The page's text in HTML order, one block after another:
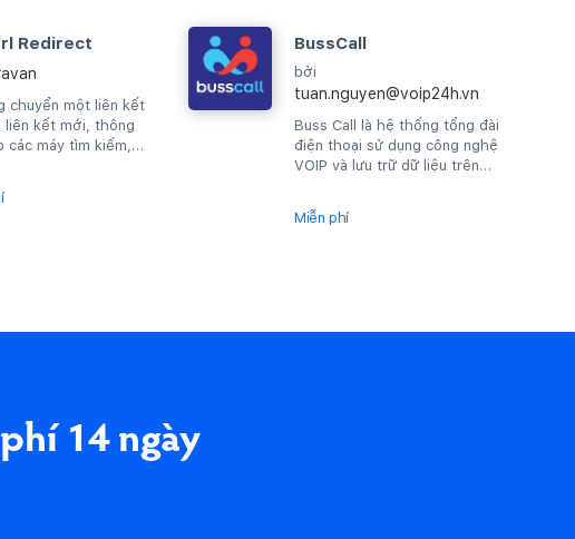
Redirect
chuyển một liên kết
liên kết mới, thông
các máy tìm kiếm,
BussCall
bởi
tuan.nguyen@voip24h.vn
Buss Call là hệ thống tổng đài
điện thoại sử dụng công nghệ
VOIP và lưu trữ dữ liệu trên
Miễn phí
14 ngày